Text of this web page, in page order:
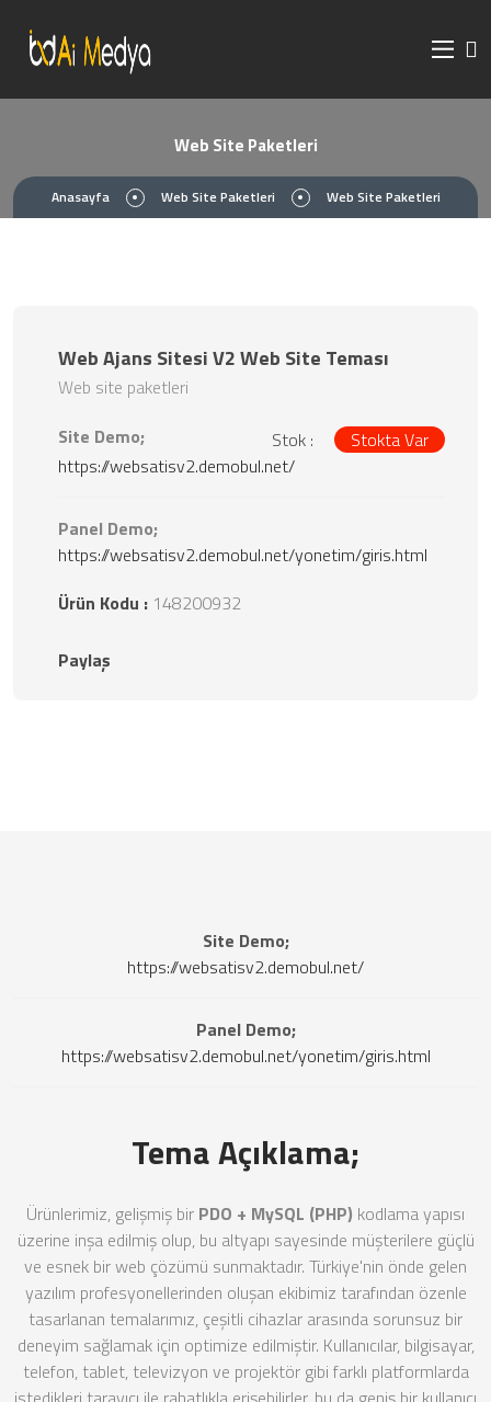
Web Site Paketleri
Anasayfa Web Site Paketleri Web Site Paketleri
Web Ajans Sitesi V2 Web Site Teması
Web site paketleri
Stok :
Stokta Var
Site Demo;
https://websatisv2.demobul.net/
Panel Demo;
https://websatisv2.demobul.net/yonetim/giris.html
Ürün Kodu : 148200932
Paylaş
Site Demo;
https://websatisv2.demobul.net/
Panel Demo;
https://websatisv2.demobul.net/yonetim/giris.html
Tema Açıklama;
Ürünlerimiz, gelişmiş bir PDO + MySQL (PHP) kodlama yapısı
üzerine inşa edilmiş olup, bu altyapı sayesinde müşterilere güçlü
ve esnek bir web çözümü sunmaktadır. Türkiye'nin önde gelen
yazılım profesyonellerinden oluşan ekibimiz tarafından özenle
tasarlanan temalarımız, çeşitli cihazlar arasında sorunsuz bir
deneyim sağlamak için optimize edilmiştir. Kullanıcılar, bilgisayar,
telefon, tablet, televizyon ve projektör gibi farklı platformlarda